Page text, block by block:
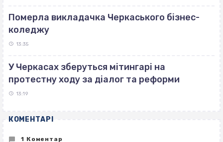
Померла викладачка Черкаського бізнес-
коледжу
13:35
У Черкасах зберуться мітингарі на
протестну ходу за діалог та реформи
13:19
КОМЕНТАРІ
1 Коментар